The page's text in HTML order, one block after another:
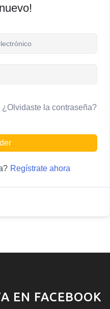
¿Olvidaste la contraseña?
Regístrate ahora
EN FACEBOOK